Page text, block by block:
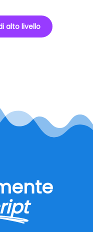
alto livello